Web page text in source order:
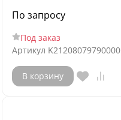
По запросу
Под заказ
Артикул K21208079790000
В корзину